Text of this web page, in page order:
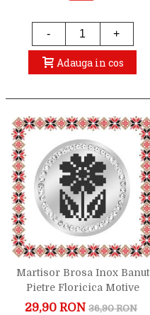
- +
Adauga in cos
Martisor Brosa Inox Banut
Pietre Floricica Motive
Traditionale Argintiu
29,90 RON 36,90 RON